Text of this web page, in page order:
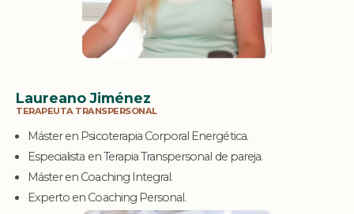
Laureano Jiménez
TERAPEUTA TRANSPERSONAL
Máster en Psicoterapia Corporal Energética.
Especialista en Terapia Transpersonal de pareja.
Máster en Coaching Integral.
Experto en Coaching Personal.